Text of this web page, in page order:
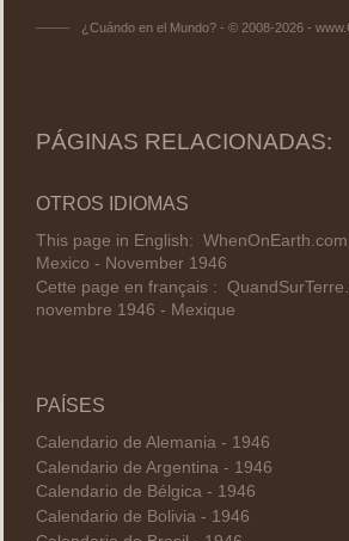
¿Cuándo en el Mundo? - © 2008-2026 -
PÁGINAS RELACIONADAS:
OTROS IDIOMAS
This page in English:
Mexico - November 1946
Cette page en français :
novembre 1946 - Mexique
PAÍSES
Calendario de Alemania - 1946
Calendario de Argentina - 1946
Calendario de Bélgica - 1946
Calendario de Bolivia - 1946